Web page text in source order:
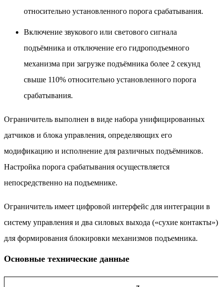
относительно установленного порога срабатывания.
Включение звукового или светового сигнала
подъёмника и отключение его гидроподъемного
механизма при загрузке подъёмника более 2 секунд
свыше 110% относительно установленного порога
срабатывания.
Ограничитель выполнен в виде набора унифицированных
датчиков и блока управления, определяющих его
модификацию и исполнение для различных подъёмников.
Настройка порога срабатывания осуществляется
непосредственно на подъемнике.
Ограничитель имеет цифровой интерфейс для интеграции в
систему управления и два силовых выхода («сухие контакты»)
для формирования блокировки механизмов подъемника.
Основные технические данные